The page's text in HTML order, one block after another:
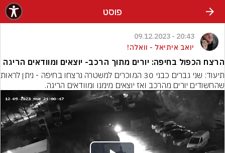
פוסט
20:43 - 09.12.2023
יואב איתיאל - וואלה!
הרצח הכפול בחיפה: יורים מתוך הרכב- יוצאים ומוודאים הריגה
תיעוד: שני גברים
שהחשודים יורים מהרכב ואז יוצאים מימנו ומוודאים הריגה.